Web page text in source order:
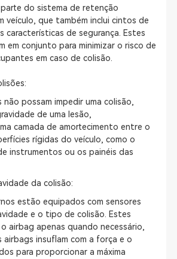
do sistema de retenção
veículo, que também inclui cintos de
características de segurança. Estes
em conjunto para minimizar o risco de
em caso de colisão.
não possam impedir uma colisão,
de uma lesão,
camada de amortecimento entre o
rígidas do veículo, como o
instrumentos ou os painéis das
da colisão:
estão equipados com sensores
e o tipo de colisão. Estes
airbag apenas quando necessário,
insuflam com a força e o
para proporcionar a máxima